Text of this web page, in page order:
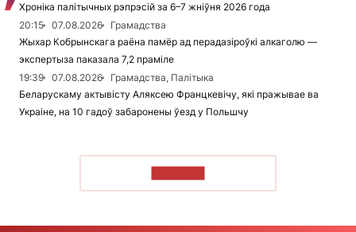
Хроніка палітычных рэпрэсій за 6–7 жніўня 2026 года
20:15
07.08.2026
Грамадства
Жыхар Кобрынскага раёна памёр ад перадазіроўкі алкаголю —
экспертыза паказала 7,2 праміле
19:39
07.08.2026
Грамадства, Палітыка
Беларускаму актывісту Аляксею Францкевічу, які пражывае ва
Украіне, на 10 гадоў забаронены ўезд у Польшчу